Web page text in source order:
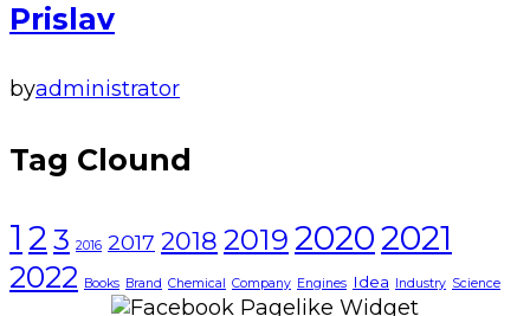
Prislav
byadministrator
Tag Clound
1 2 3 2016 2017 2018 2019 20202021
2022 Books Brand Chemical Company Engines Idea Industry Science